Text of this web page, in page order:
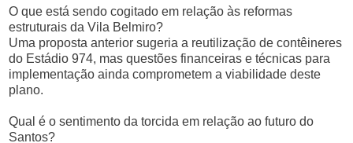
O que está sendo cogitado em relação às reformas
estruturais da Vila Belmiro?
Uma proposta anterior sugeria a reutilização de contêineres
do Estádio 974, mas questões financeiras e técnicas para
implementação ainda comprometem a viabilidade deste
plano.
Qual é o sentimento da torcida em relação ao futuro do
Santos?